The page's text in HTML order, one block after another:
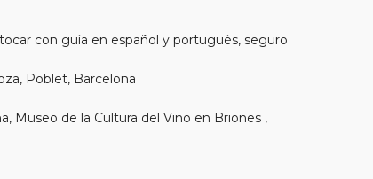
con guía en español y portugués, seguro
Poblet, Barcelona
Museo de la Cultura del Vino en Briones ,